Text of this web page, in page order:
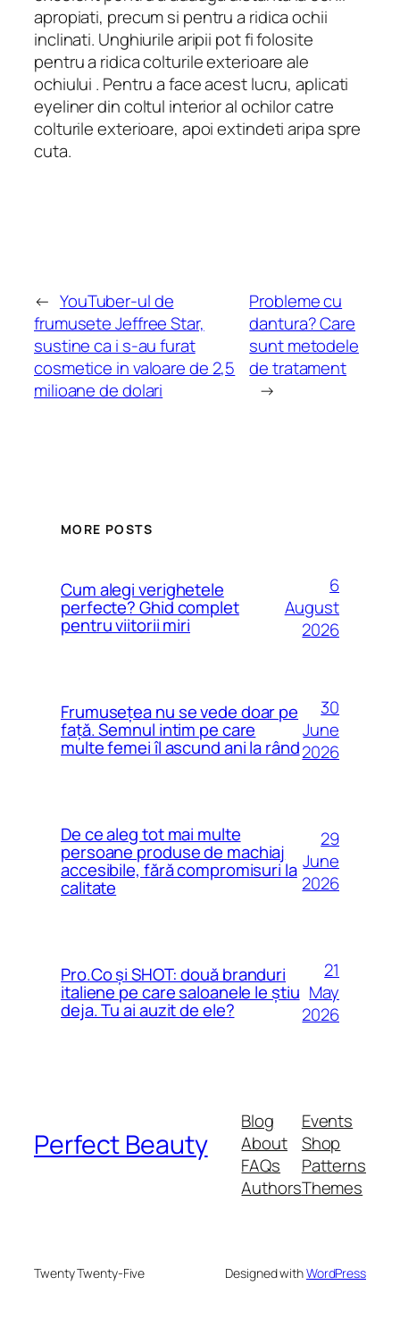
apropiati, precum si pentru a ridica ochii
inclinati. Unghiurile aripii pot fi folosite
pentru a ridica colturile exterioare ale
ochiului . Pentru a face acest lucru, aplicati
eyeliner din coltul interior al ochilor catre
colturile exterioare, apoi extindeti aripa spre
cuta.
← YouTuber-ul de
frumusete Jeffree Star,
sustine ca i s-au furat
cosmetice in valoare de 2,5
milioane de dolari
Probleme cu
dantura? Care
sunt metodele
de tratament
→
MORE POSTS
Cum alegi verighetele
perfecte? Ghid complet
pentru viitorii miri
6
August
2026
Frumusețea nu se vede doar pe
față. Semnul intim pe care
multe femei îl ascund ani la rând
30
June
2026
De ce aleg tot mai multe
persoane produse de machiaj
accesibile, fără compromisuri la
calitate
29
June
2026
Pro.Co și SHOT: două branduri
italiene pe care saloanele le știu
deja. Tu ai auzit de ele?
21
May
2026
Perfect Beauty
Blog
About
FAQs
Authors
Events
Shop
Patterns
Themes
Twenty Twenty-Five Designed withWordPress